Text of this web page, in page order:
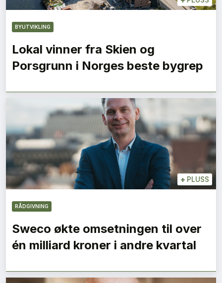
BYUTVIKLING
Lokal vinner fra Skien og
Porsgrunn i Norges beste bygrep
+ PLUSS
RÅDGIVNING
Sweco økte omsetningen til over
én milliard kroner i andre kvartal